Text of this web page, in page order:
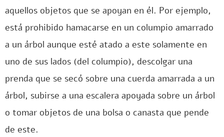
aquellos objetos que se apoyan en él. Por ejemplo,
está prohibido hamacarse en un columpio amarrado
a un árbol aunque esté atado a este solamente en
uno de sus lados (del columpio), descolgar una
prenda que se secó sobre una cuerda amarrada a un
árbol, subirse a una escalera apoyada sobre un árbol
o tomar objetos de una bolsa o canasta que pende
de este.